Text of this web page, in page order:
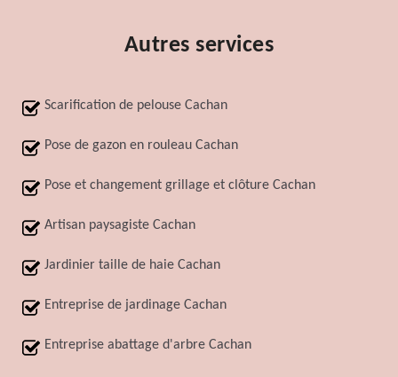
Autres services
Scarification de pelouse Cachan
Pose de gazon en rouleau Cachan
Pose et changement grillage et clôture Cachan
Artisan paysagiste Cachan
Jardinier taille de haie Cachan
Entreprise de jardinage Cachan
Entreprise abattage d'arbre Cachan